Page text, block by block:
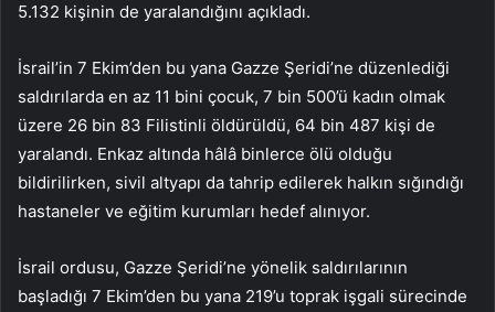
5.132 kişinin de yaralandığını açıkladı.
İsrail’in 7 Ekim’den bu yana Gazze Şeridi’ne düzenlediği
saldırılarda en az 11 bini çocuk, 7 bin 500’ü kadın olmak
üzere 26 bin 83 Filistinli öldürüldü, 64 bin 487 kişi de
yaralandı. Enkaz altında hâlâ binlerce ölü olduğu
bildirilirken, sivil altyapı da tahrip edilerek halkın sığındığı
hastaneler ve eğitim kurumları hedef alınıyor.
İsrail ordusu, Gazze Şeridi’ne yönelik saldırılarının
başladığı 7 Ekim’den bu yana 219’u toprak işgali sürecinde